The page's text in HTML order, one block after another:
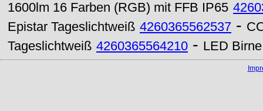
1600lm 16 Farben (RGB) mit FFB IP65
Epistar Tageslichtweiß 4260365562537 -
Tageslichtweiß 4260365564210 - LED